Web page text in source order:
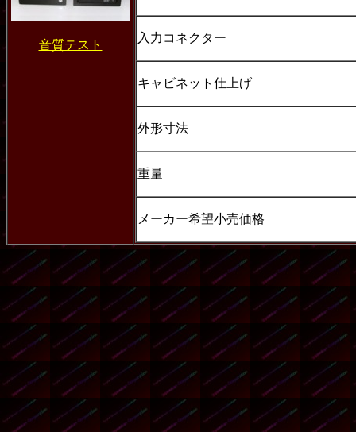
音質テスト
入力コネクター
キャビネット仕上げ
外形寸法
重量
メーカー希望小売価格